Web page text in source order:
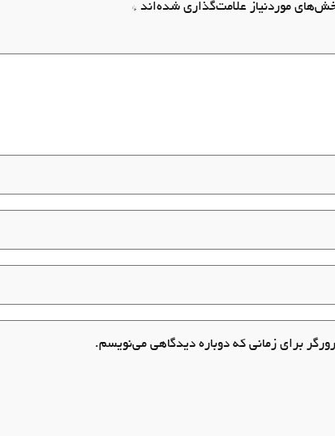
موردنیاز علامت‌گذاری شده‌اند *
برای زمانی که دوباره دیدگاهی می‌نویسم.